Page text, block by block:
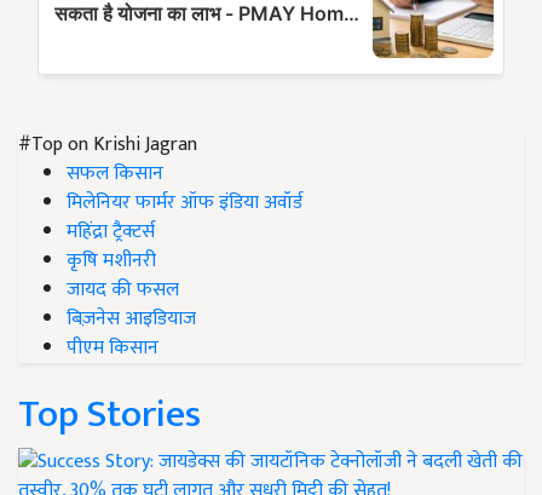
#Top on Krishi Jagran
सफल किसान
मिलेनियर फार्मर ऑफ इंडिया अवॉर्ड
महिंद्रा ट्रैक्टर्स
कृषि मशीनरी
जायद की फसल
बिज़नेस आइडियाज
पीएम किसान
Top Stories